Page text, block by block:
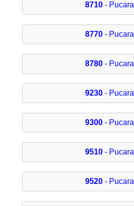
8710- Pucara
8770- Pucara
8780- Pucara
9230- Pucara
9300- Pucara
9510- Pucara
9520- Pucara